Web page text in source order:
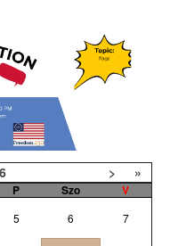
> »
P Szo V
5 6 7